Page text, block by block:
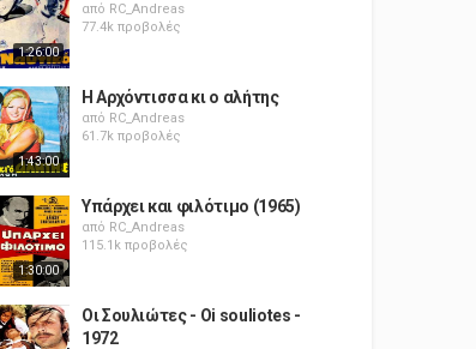
1:26:00
από RC_Andreas
77.4k προβολές
1:43:00
Η Αρχόντισσα κι ο αλήτης
από RC_Andreas
61.7k προβολές
1:30:00
Υπάρχει και φιλότιμο (1965)
από RC_Andreas
115.1k προβολές
Οι Σουλιώτες - Oi souliotes -
1972